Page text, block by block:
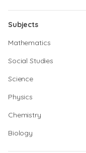
Subjects
Mathematics
Social Studies
Science
Physics
Chemistry
Biology